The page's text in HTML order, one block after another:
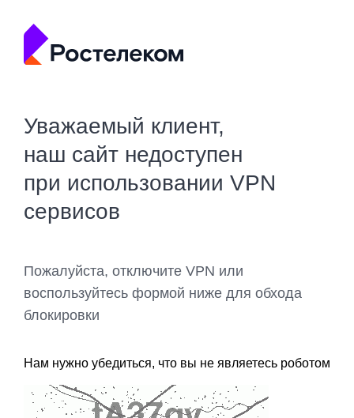
Уважаемый клиент,
наш сайт недоступен
при использовании VPN
сервисов
Пожалуйста, отключите VPN или
воспользуйтесь формой ниже для обхода
блокировки
Нам нужно убедиться, что вы не являетесь роботом